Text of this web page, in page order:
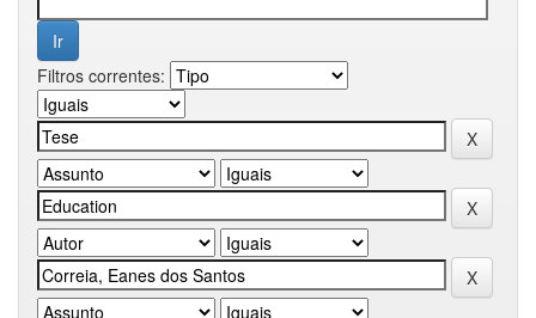
Filtros correntes: